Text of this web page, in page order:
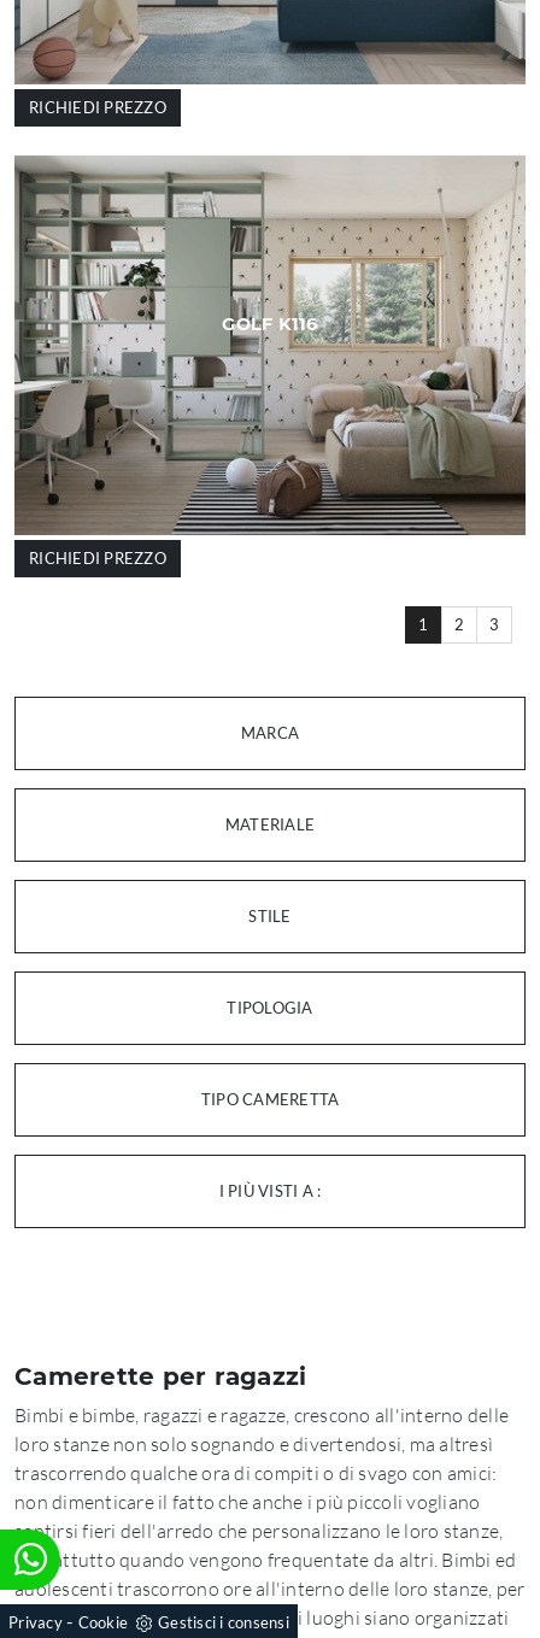
MARCA
MATERIALE
STILE
TIPOLOGIA
TIPO CAMERETTA
I PIÙ VISTI A :
1 2 3
RICHIEDI PREZZO
GOLF K116
RICHIEDI PREZZO
Camerette per ragazzi
Bimbi e bimbe, ragazzi e ragazze, crescono all'interno delle
loro stanze non solo sognando e divertendosi, ma altresì
trascorrendo qualche ora di compiti o di svago con amici:
non dimenticare il fatto che anche i più piccoli vogliano
sentirsi fieri dell'arredo che personalizzano le loro stanze,
soprattutto quando vengono frequentate da altri. Bimbi ed
adolescenti trascorrono ore all'interno delle loro stanze, per
questo è fondamentale che questi luoghi siano organizzati
Privacy- Cookie Gestisci i consensi